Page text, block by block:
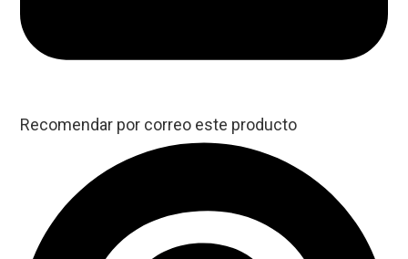
Recomendar por correo este producto